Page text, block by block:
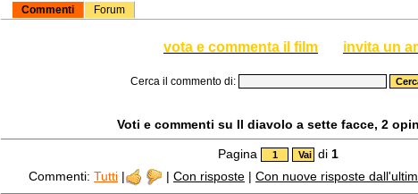
Commenti Forum
vota e commenta il film invita un
Cerca il commento di:
Voti e commenti su Il diavolo a sette facce, 2
Pagina di 1
Commenti: Tutti | | Con risposte | Con nuove risposte